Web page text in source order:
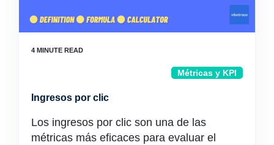
Métricas y KPI
Ingresos por clic
Los ingresos por clic son una de las
métricas más eficaces para evaluar el